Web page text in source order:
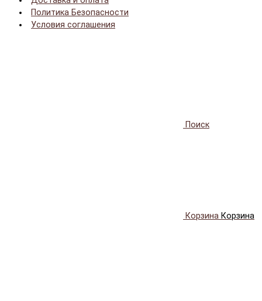
Политика Безопасности
Условия соглашения
Поиск
Корзина Корзина